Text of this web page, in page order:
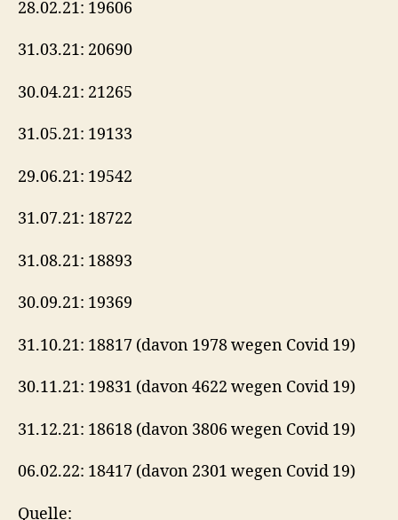
28.02.21: 19606
31.03.21: 20690
30.04.21: 21265
31.05.21: 19133
29.06.21: 19542
31.07.21: 18722
31.08.21: 18893
30.09.21: 19369
31.10.21: 18817 (davon 1978 wegen Covid 19)
30.11.21: 19831 (davon 4622 wegen Covid 19)
31.12.21: 18618 (davon 3806 wegen Covid 19)
06.02.22: 18417 (davon 2301 wegen Covid 19)
Quelle: